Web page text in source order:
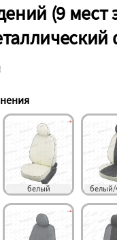
(9 мест
белый